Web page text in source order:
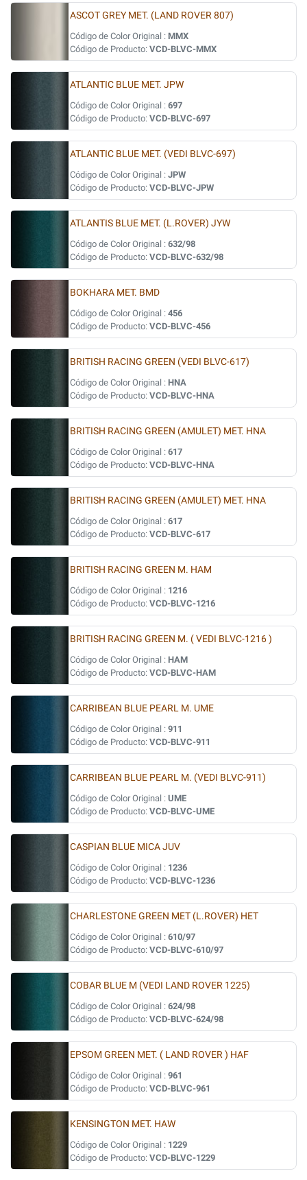
ASCOT GREY MET. (LAND ROVER 807)
Código de Color Original : MMX
Código de Producto: VCD-BLVC-MMX
ATLANTIC BLUE MET. JPW
Código de Color Original : 697
Código de Producto: VCD-BLVC-697
ATLANTIC BLUE MET. (VEDI BLVC-697)
Código de Color Original : JPW
Código de Producto: VCD-BLVC-JPW
ATLANTIS BLUE MET. (L.ROVER) JYW
Código de Color Original : 632/98
Código de Producto: VCD-BLVC-632/98
BOKHARA MET. BMD
Código de Color Original : 456
Código de Producto: VCD-BLVC-456
BRITISH RACING GREEN (VEDI BLVC-617)
Código de Color Original : HNA
Código de Producto: VCD-BLVC-HNA
BRITISH RACING GREEN (AMULET) MET. HNA
Código de Color Original : 617
Código de Producto: VCD-BLVC-HNA
BRITISH RACING GREEN (AMULET) MET. HNA
Código de Color Original : 617
Código de Producto: VCD-BLVC-617
BRITISH RACING GREEN M. HAM
Código de Color Original : 1216
Código de Producto: VCD-BLVC-1216
BRITISH RACING GREEN M. ( VEDI BLVC-1216 )
Código de Color Original : HAM
Código de Producto: VCD-BLVC-HAM
CARRIBEAN BLUE PEARL M. UME
Código de Color Original : 911
Código de Producto: VCD-BLVC-911
CARRIBEAN BLUE PEARL M. (VEDI BLVC-911)
Código de Color Original : UME
Código de Producto: VCD-BLVC-UME
CASPIAN BLUE MICA JUV
Código de Color Original : 1236
Código de Producto: VCD-BLVC-1236
CHARLESTONE GREEN MET (L.ROVER) HET
Código de Color Original : 610/97
Código de Producto: VCD-BLVC-610/97
COBAR BLUE M (VEDI LAND ROVER 1225)
Código de Color Original : 624/98
Código de Producto: VCD-BLVC-624/98
EPSOM GREEN MET. ( LAND ROVER ) HAF
Código de Color Original : 961
Código de Producto: VCD-BLVC-961
KENSINGTON MET. HAW
Código de Color Original : 1229
Código de Producto: VCD-BLVC-1229